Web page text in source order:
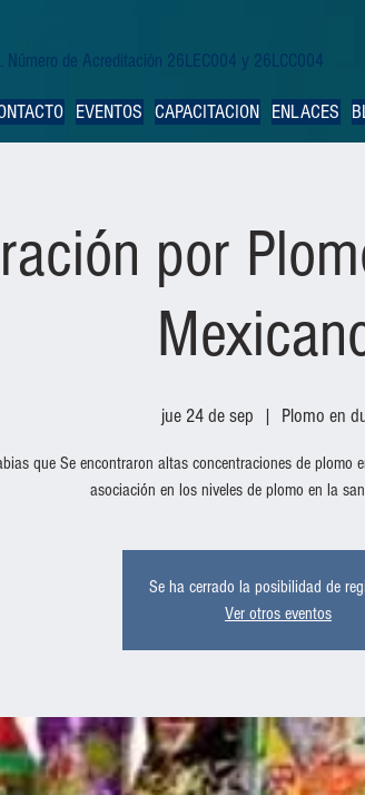
Número de Acreditación 26LEC004 y 26LCC004
EVENTOS CAPACITACION ENLACES
por
jue 24 de sep
  |
Plomo en
que Se encontraron altas concentraciones de plomo
Se ha cerrado la posibilidad de
Ver otros eventos